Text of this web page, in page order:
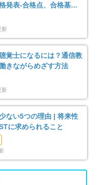
発表-合格点、合格基
-
新
覚士になるには？通信教
きながらめざす方法
新
ない5つの理由 | 将来性
に求められること